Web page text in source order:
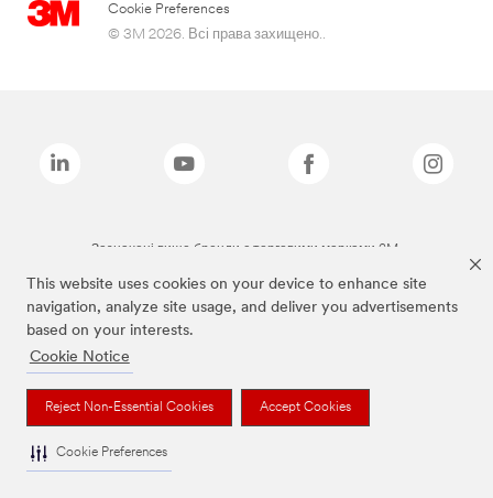
This website uses cookies on your device to enhance site
navigation, analyze site usage, and deliver you advertisements
based on your interests.
Cookie Notice
Reject Non-Essential Cookies Accept Cookies
Cookie Preferences
Cookie Preferences
© 3M 2026. Всі права захищено..
Зазначені вище бренди є торговими марками 3M.